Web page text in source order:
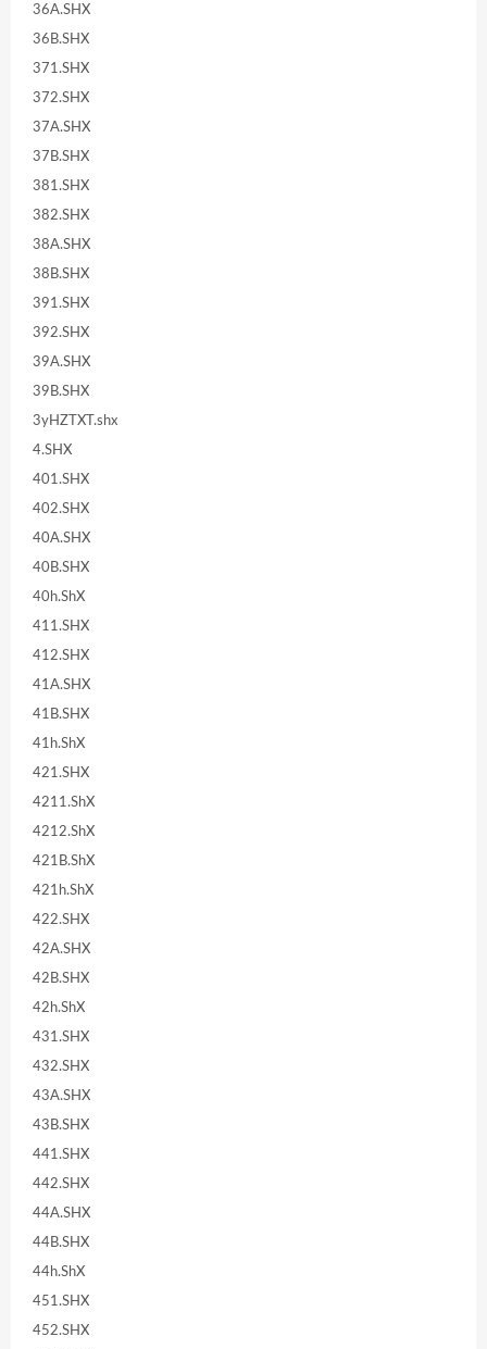
36A.SHX
36B.SHX
371.SHX
372.SHX
37A.SHX
37B.SHX
381.SHX
382.SHX
38A.SHX
38B.SHX
391.SHX
392.SHX
39A.SHX
39B.SHX
3yHZTXT.shx
4.SHX
401.SHX
402.SHX
40A.SHX
40B.SHX
40h.ShX
411.SHX
412.SHX
41A.SHX
41B.SHX
41h.ShX
421.SHX
4211.ShX
4212.ShX
421B.ShX
421h.ShX
422.SHX
42A.SHX
42B.SHX
42h.ShX
431.SHX
432.SHX
43A.SHX
43B.SHX
441.SHX
442.SHX
44A.SHX
44B.SHX
44h.ShX
451.SHX
452.SHX